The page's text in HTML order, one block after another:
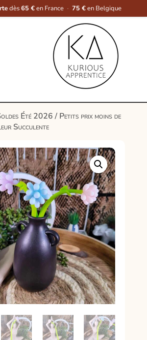
dès65 €en France · 75 €en Belgique
Été 2026/ Petits prix moins de
Succulente